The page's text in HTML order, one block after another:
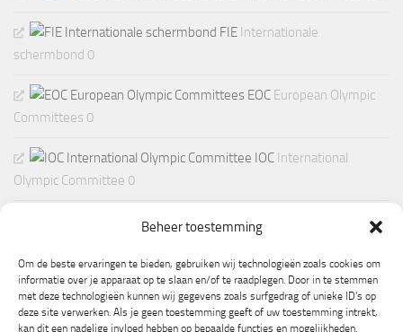
Beheer toestemming
Om de beste ervaringen te bieden, gebruiken wij technologieën zoals cookies om
informatie over je apparaat op te slaan en/of te raadplegen. Door in te stemmen
met deze technologieën kunnen wij gegevens zoals surfgedrag of unieke ID's op
deze site verwerken. Als je geen toestemming geeft of uw toestemming intrekt,
kan dit een nadelige invloed hebben op bepaalde functies en mogelijkheden.
FIE Internationale
schermbond 0
EOC European Olympic
Committees 0
IOC International
Olympic Committee 0